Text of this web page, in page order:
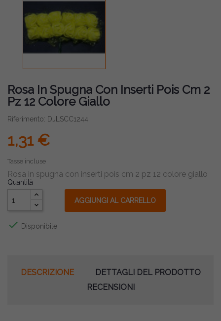
Rosa In Spugna Con Inserti Pois Cm 2
Pz 12 Colore Giallo
Riferimento: DJLSCC1244
1,31 €
Tasse incluse
Rosa in spugna con inserti pois cm 2 pz 12 colore giallo
Quantità
AGGIUNGI AL CARRELLO
 Disponibile
DESCRIZIONE
DETTAGLI DEL PRODOTTO
RECENSIONI